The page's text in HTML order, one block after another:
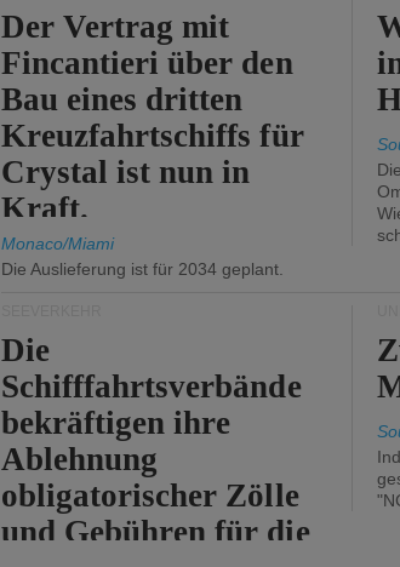
Der Vertrag mit
Fincantieri über den
Bau eines dritten
Kreuzfahrtschiffs für
Crystal ist nun in
Kraft.
Monaco/Miami
Die Auslieferung ist für 2034 geplant.
Die
Schifffahrtsverbände
bekräftigen ihre
Ablehnung
obligatorischer Zölle
und Gebühren für die